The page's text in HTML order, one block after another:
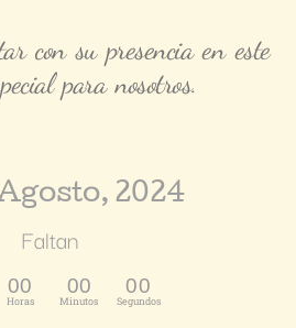
con su presencia en este
para nosotros.
2024
Faltan
00
Horas
00
Minutos
00
Segundos